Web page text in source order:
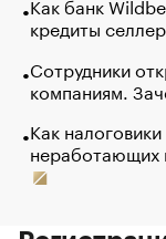
кредиты
Сотрудники
компаниям.
Как
неработающих